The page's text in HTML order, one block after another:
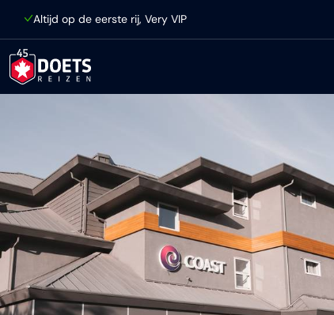
Altijd op de eerste rij, Very VIP